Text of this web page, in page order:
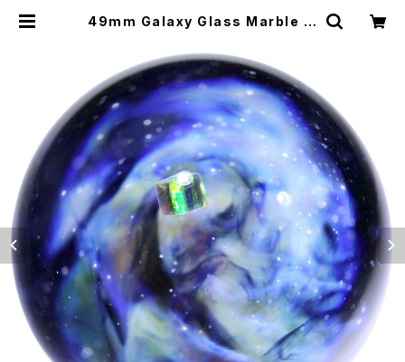
49mm Galaxy Glass Marble 宇
60 | Star Safari Glass Studio